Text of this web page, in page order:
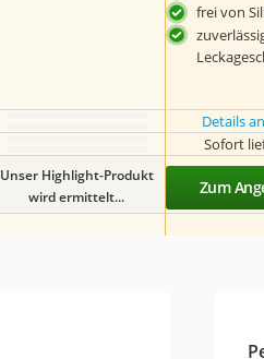
frei von
Details
Sofort
Unser Highlight-Produkt
wird ermittelt...
Zum